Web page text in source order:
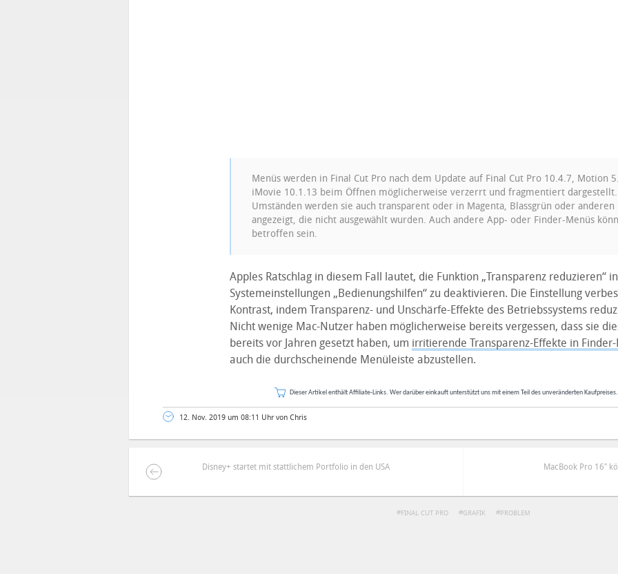
Menüs werden in Final Cut Pro nach dem Update auf Final Cut Pro 10.4.7, Motion
iMovie 10.1.13 beim Öffnen möglicherweise verzerrt und fragmentiert
Umständen werden sie auch transparent oder in Magenta, Blassgrün oder anderen
angezeigt, die nicht ausgewählt wurden. Auch andere App- oder Finder-Menüs
betroffen sein.
Apples Ratschlag in diesem Fall lautet, die Funktion „Transparenz reduzieren“
Systemeinstellungen „Bedienungshilfen“ zu deaktivieren. Die Einstellung
Kontrast, indem Transparenz- und Unschärfe-Effekte des Betriebssystems
Nicht wenige Mac-Nutzer haben möglicherweise bereits vergessen, dass sie
bereits vor Jahren gesetzt haben, um irritierende Transparenz-Effekte in
auch die durchscheinende Menüleiste abzustellen.
Dieser Artikel enthält Affiliate-Links. Wer darüber einkauft unterstützt uns mit einem Teil des unveränderten Kaufpreises.
12. Nov. 2019 um 08:11 Uhr von Chris
Disney+ startet mit stattlichem Portfolio in den USA MacBook Pro 16″
FINAL CUT PRO GRAFIK PROBLEM